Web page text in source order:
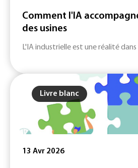
Comment l'IA
des usines
L'IA industrielle est une réalité
Livre blanc
13 Avr 2026